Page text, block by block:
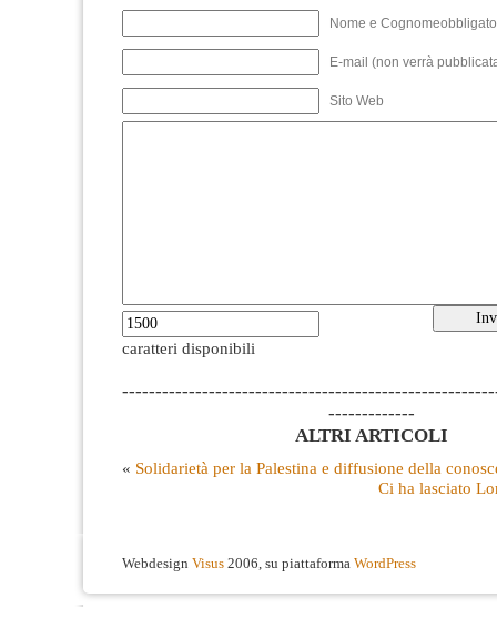
Nome e
E-mail (non verrà
Sito Web
caratteri disponibili
-------------
ALTRI ARTICOLI
« Solidarietà per la Palestina e diffusione della
Ci ha lasciato
Webdesign Visus 2006, su piattaforma WordPress